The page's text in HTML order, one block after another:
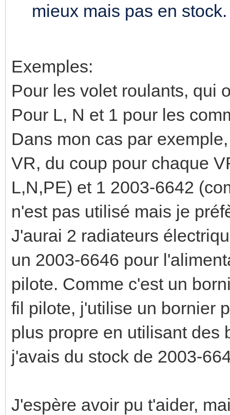
mieux mais pas en stock.
Exemples:
Pour les volet roulants, qui
Pour L, N et 1 pour les
Dans mon cas par
VR, du coup pour chaque
L,N,PE) et 1 2003-6642
n'est pas utilisé mais je
J'aurai 2 radiateurs
un 2003-6646 pour
pilote. Comme c'est un
fil pilote, j'utilise un bornier
plus propre en utilisant des
j'avais du stock de 2003-
J'espère avoir pu t'aider,